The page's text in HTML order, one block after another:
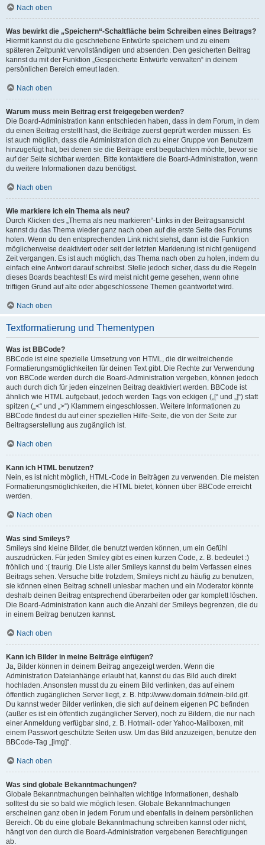
Nach oben
Was bewirkt die „Speichern“-Schaltfläche beim Schreiben eines Beitrags?
Hiermit kannst du die geschriebene Entwürfe speichern und zu einem
späteren Zeitpunkt vervollständigen und absenden. Den gesicherten Beitrag
kannst du mit der Funktion „Gespeicherte Entwürfe verwalten“ in deinem
persönlichen Bereich erneut laden.
Nach oben
Warum muss mein Beitrag erst freigegeben werden?
Die Board-Administration kann entschieden haben, dass in dem Forum, in dem
du einen Beitrag erstellt hast, die Beiträge zuerst geprüft werden müssen. Es
ist auch möglich, dass die Administration dich zu einer Gruppe von Benutzern
hinzugefügt hat, bei denen sie die Beiträge erst begutachten möchte, bevor sie
auf der Seite sichtbar werden. Bitte kontaktiere die Board-Administration, wenn
du weitere Informationen dazu benötigst.
Nach oben
Wie markiere ich ein Thema als neu?
Durch Klicken des „Thema als neu markieren“-Links in der Beitragsansicht
kannst du das Thema wieder ganz nach oben auf die erste Seite des Forums
holen. Wenn du den entsprechenden Link nicht siehst, dann ist die Funktion
möglicherweise deaktiviert oder seit der letzten Markierung ist nicht genügend
Zeit vergangen. Es ist auch möglich, das Thema nach oben zu holen, indem du
einfach eine Antwort darauf schreibst. Stelle jedoch sicher, dass du die Regeln
dieses Boards beachtest! Es wird meist nicht gerne gesehen, wenn ohne
triftigen Grund auf alte oder abgeschlossene Themen geantwortet wird.
Nach oben
Textformatierung und Thementypen
Was ist BBCode?
BBCode ist eine spezielle Umsetzung von HTML, die dir weitreichende
Formatierungsmöglichkeiten für deinen Text gibt. Die Rechte zur Verwendung
von BBCode werden durch die Board-Administration vergeben, können jedoch
auch durch dich für jeden einzelnen Beitrag deaktiviert werden. BBCode ist
ähnlich wie HTML aufgebaut, jedoch werden Tags von eckigen („[“ und „]“) statt
spitzen („<“ und „>“) Klammern eingeschlossen. Weitere Informationen zu
BBCode findest du auf einer speziellen Hilfe-Seite, die von der Seite zur
Beitragserstellung aus zugänglich ist.
Nach oben
Kann ich HTML benutzen?
Nein, es ist nicht möglich, HTML-Code in Beiträgen zu verwenden. Die meisten
Formatierungsmöglichkeiten, die HTML bietet, können über BBCode erreicht
werden.
Nach oben
Was sind Smileys?
Smileys sind kleine Bilder, die benutzt werden können, um ein Gefühl
auszudrücken. Für jeden Smiley gibt es einen kurzen Code, z. B. bedeutet :)
fröhlich und :( traurig. Die Liste aller Smileys kannst du beim Verfassen eines
Beitrags sehen. Versuche bitte trotzdem, Smileys nicht zu häufig zu benutzen,
sie können einen Beitrag schnell unlesbar machen und ein Moderator könnte
deshalb deinen Beitrag entsprechend überarbeiten oder gar komplett löschen.
Die Board-Administration kann auch die Anzahl der Smileys begrenzen, die du
in einem Beitrag benutzen kannst.
Nach oben
Kann ich Bilder in meine Beiträge einfügen?
Ja, Bilder können in deinem Beitrag angezeigt werden. Wenn die
Administration Dateianhänge erlaubt hat, kannst du das Bild auch direkt
hochladen. Ansonsten musst du zu einem Bild verlinken, das auf einem
öffentlich zugänglichen Server liegt, z. B. http://www.domain.tld/mein-bild.gif.
Du kannst weder Bilder verlinken, die sich auf deinem eigenen PC befinden
(außer es ist ein öffentlich zugänglicher Server), noch zu Bildern, die nur nach
einer Anmeldung verfügbar sind, z. B. Hotmail- oder Yahoo-Mailboxen, mit
einem Passwort geschützte Seiten usw. Um das Bild anzuzeigen, benutze den
BBCode-Tag „[img]“.
Nach oben
Was sind globale Bekanntmachungen?
Globale Bekanntmachungen beinhalten wichtige Informationen, deshalb
solltest du sie so bald wie möglich lesen. Globale Bekanntmachungen
erscheinen ganz oben in jedem Forum und ebenfalls in deinem persönlichen
Bereich. Ob du eine globale Bekanntmachung schreiben kannst oder nicht,
hängt von den durch die Board-Administration vergebenen Berechtigungen
ab.